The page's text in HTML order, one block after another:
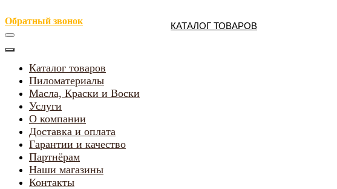
Обратный звонок
Каталог товаров
Пиломатериалы
Масла, Краски и Воски
Услуги
О компании
Доставка и оплата
Гарантии и качество
Партнёрам
Наши магазины
Контакты
КАТАЛОГ ТОВАРОВ